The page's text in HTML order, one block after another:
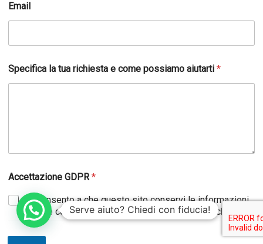
Email
Specifica la tua richiesta e come possiamo aiutarti*
l
e
Accettazione GDPR*
Acconsento a che questo sito conservi le informazioni
inviate così che possano rispondere alla mia richiesta.
Serve aiuto? Chiedi con fiducia!